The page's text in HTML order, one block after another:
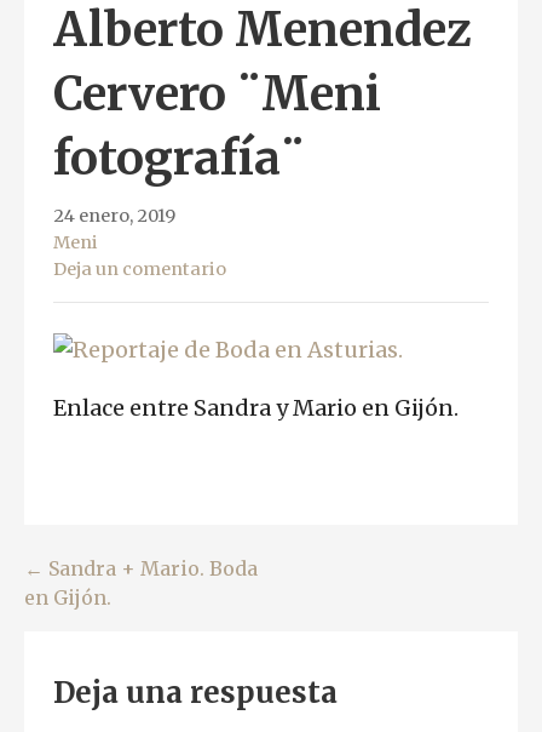
Alberto Menendez
Cervero ¨Meni
fotografía¨
24 enero, 2019
Meni
Deja un comentario
Enlace entre Sandra y Mario en Gijón.
Navegación
entradas
← Sandra + Mario. Boda
en Gijón.
Deja una respuesta